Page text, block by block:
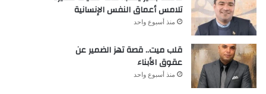
تلامس أعماق النفس الإنسانية
منذ أسبوع واحد
قلب ميت.. قصة تهز الضمير عن
عقوق الأبناء
منذ أسبوع واحد